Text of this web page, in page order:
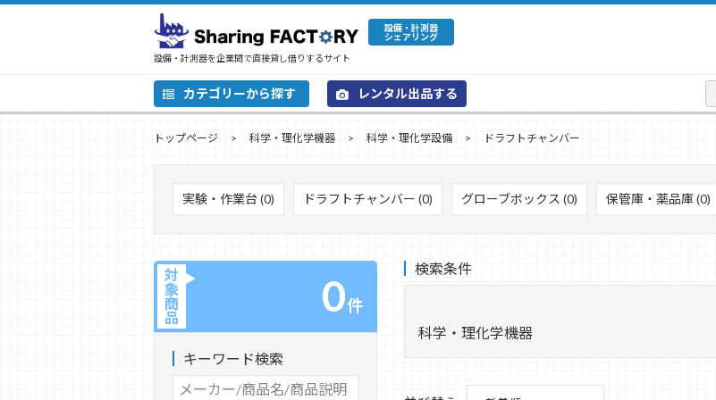
設備・計測器
シェアリング
設備・計測器を企業間で直接貸し借りするサイト
カテゴリーから探す レンタル出品する
トップページ 科学・理化学機器 科学・理化学設備 ドラフトチャンバー
実験・作業台 (0) ドラフトチャンバー (0) グローブボックス (0) 保管庫・薬品庫 (0)
対
象
商
品
0件
キーワード検索
検索条件
科学・理化学機器